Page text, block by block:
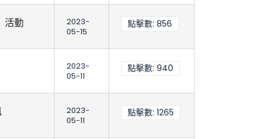
活動
2023-
05-15
點擊數: 856
2023-
05-11
點擊數: 940
2023-
05-11
點擊數: 1265